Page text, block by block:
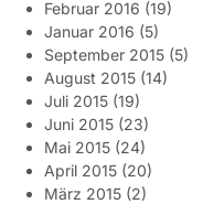
Februar 2016 (19)
Januar 2016 (5)
September 2015 (5)
August 2015 (14)
Juli 2015 (19)
Juni 2015 (23)
Mai 2015 (24)
April 2015 (20)
März 2015 (2)